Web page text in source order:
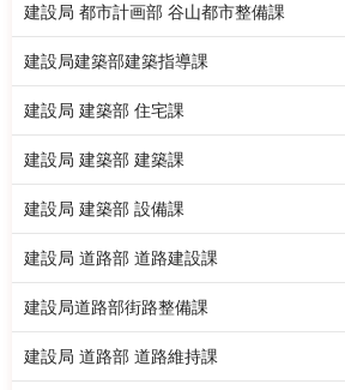
建設局 都市計画部 谷山都市整備課
建設局建築部建築指導課
建設局 建築部 住宅課
建設局 建築部 建築課
建設局 建築部 設備課
建設局 道路部 道路建設課
建設局道路部街路整備課
建設局 道路部 道路維持課